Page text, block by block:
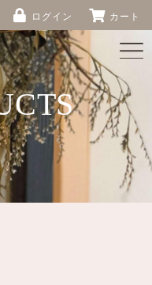
ログイン カート